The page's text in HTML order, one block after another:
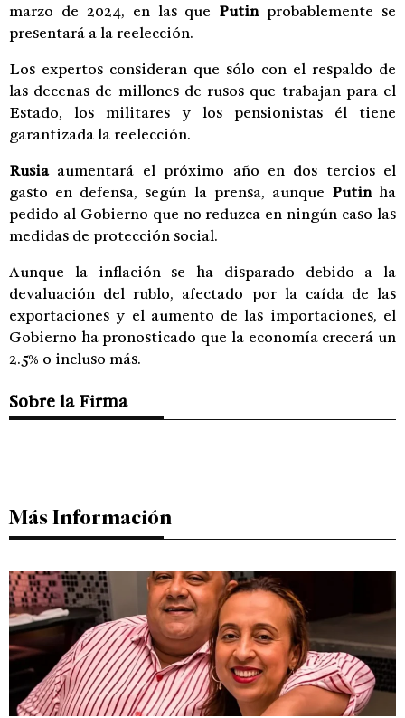
marzo de 2024, en las que Putinprobablemente se
presentará a la reelección.
Los expertos consideran que sólo con el respaldo de
las decenas de millones de rusos que trabajan para el
Estado, los militares y los pensionistas él tiene
garantizada la reelección.
Rusiaaumentará el próximo año en dos tercios el
gasto en defensa, según la prensa, aunque Putinha
pedido al Gobierno que no reduzca en ningún caso las
medidas de protección social.
Aunque la inflación se ha disparado debido a la
devaluación del rublo, afectado por la caída de las
exportaciones y el aumento de las importaciones, el
Gobierno ha pronosticado que la economía crecerá un
2.5% o incluso más.
Sobre la Firma
Más Información